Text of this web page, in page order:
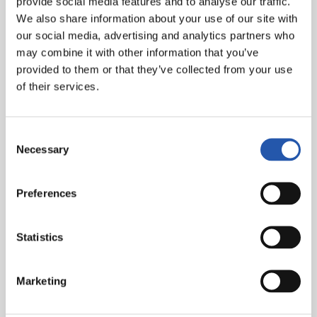
We also share information about your use of our site with
our social media, advertising and analytics partners who
may combine it with other information that you’ve
provided to them or that they’ve collected from your use
of their services.
Selection
Necessary
Preferences
Statistics
Marketing